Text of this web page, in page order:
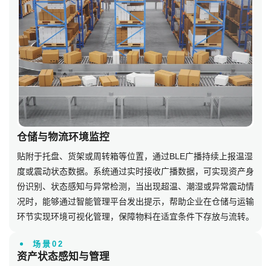
仓储与物流环境监控
贴附于托盘、货架或周转箱等位置，通过BLE广播持续上报温湿
度或震动状态数据。系统通过实时接收广播数据，可实现资产身
份识别、状态感知与异常检测，当出现超温、潮湿或异常震动情
况时，能够通过智能管理平台发出提示，帮助企业在仓储与运输
环节实现环境可视化管理，保障物料在适宜条件下存放与流转。
场景02
资产状态感知与管理